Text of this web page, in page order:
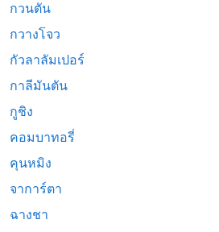
กวนตัน
กวางโจว
กัวลาลัมเปอร์
กาลีมันตัน
กูชิง
คอมบาทอรี่
คุนหมิง
จาการ์ตา
ฉางชา